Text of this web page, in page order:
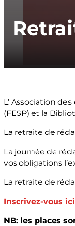
L’ Association
(FESP) et la
La retraite de
La journée de
vos obligations
La retraite de
Inscrivez-vous
NB: les places